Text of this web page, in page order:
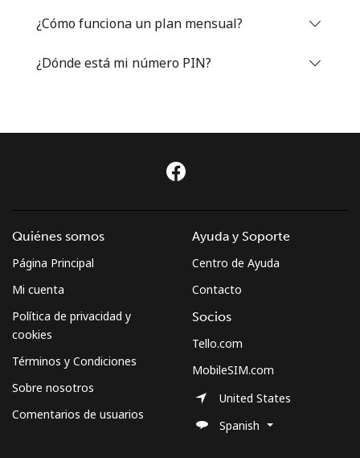
¿Cómo funciona un plan mensual?
¿Dónde está mi número PIN?
Quiénes somos
Página Principal
Mi cuenta
Política de privacidad y
cookies
Términos y Condiciones
Sobre nosotros
Comentarios de usuarios
Ayuda y Soporte
Centro de Ayuda
Contacto
Socios
Tello.com
MobileSIM.com
United States
Spanish